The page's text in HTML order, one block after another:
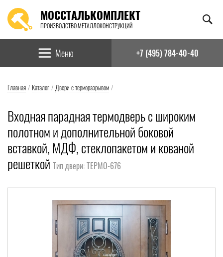
МОССТАЛЬКОМПЛЕКТ
ПРОИЗВОДСТВО МЕТАЛЛОКОНСТРУКЦИЙ
Найти:
Меню +7 (495) 784-40-40
Главная / Каталог / Двери с терморазрывом /
Входная парадная термодверь с широким
полотном и дополнительной боковой
вставкой, МДФ, стеклопакетом и кованой
решеткой Тип двери: ТЕРМО-676